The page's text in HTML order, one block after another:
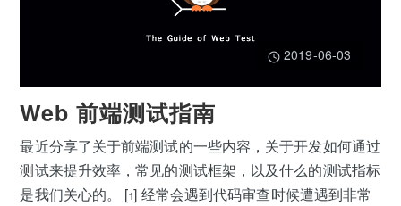
2019-06-03
Web 前端测试指南
最近分享了关于前端测试的一些内容，关于开发如何通过
测试来提升效率，常见的测试框架，以及什么的测试指标
是我们关心的。 [1] 经常会遇到代码审查时候遭遇到非常